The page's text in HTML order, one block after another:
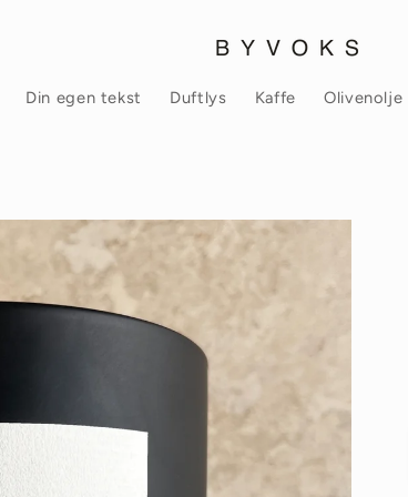
Din egen tekst Duftlys Kaffe Olivenolje